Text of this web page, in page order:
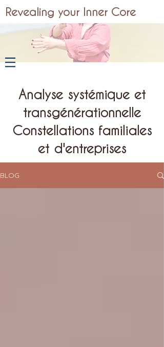
Revealing your Inner Core
Analyse systémique et
transgénérationnelle
Constellations familiales
et d'entreprises
BLOG